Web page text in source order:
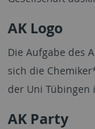
AK Logo
Die Aufgabe des
sich die
der Uni
AK Party